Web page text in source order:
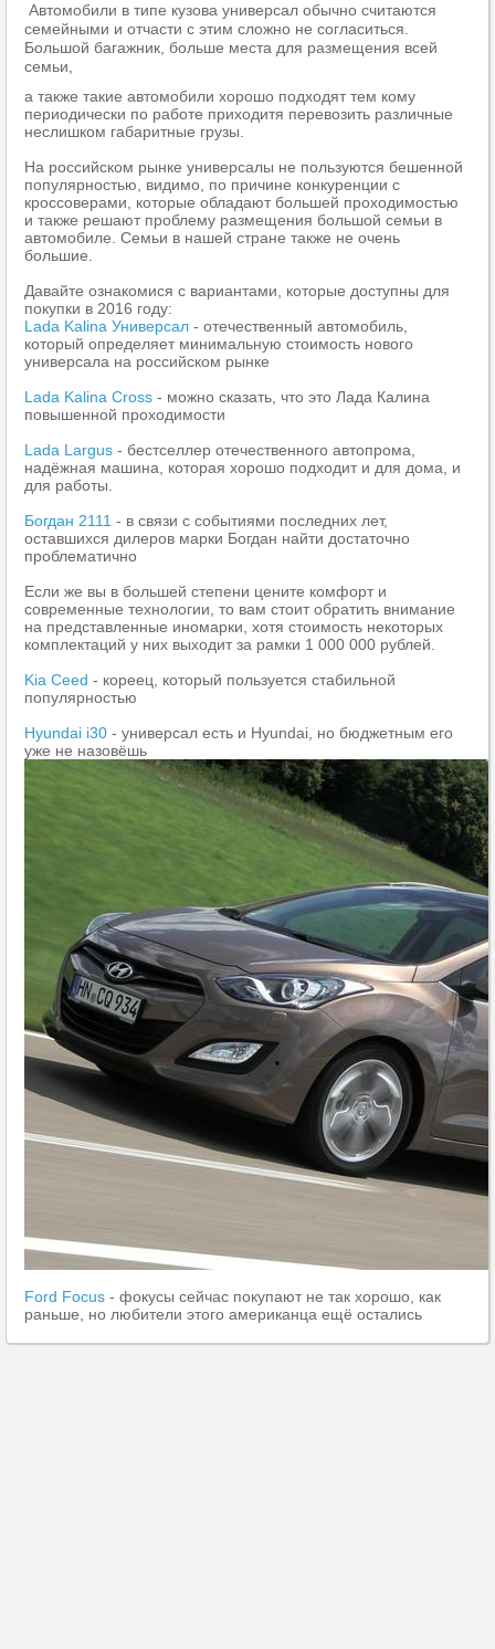
Автомобили в типе кузова универсал обычно считаются
семейными и отчасти с этим сложно не согласиться.
Большой багажник, больше места для размещения всей
семьи,
а также такие автомобили хорошо подходят тем кому
периодически по работе приходитя перевозить различные
неслишком габаритные грузы.
На российском рынке универсалы не пользуются бешенной
популярностью, видимо, по причине конкуренции с
кроссоверами, которые обладают большей проходимостью
и также решают проблему размещения большой семьи в
автомобиле. Семьи в нашей стране также не очень
большие.
Давайте ознакомися с вариантами, которые доступны для
покупки в 2016 году:
Lada Kalina Универсал - отечественный автомобиль,
который определяет минимальную стоимость нового
универсала на российском рынке
Lada Kalina Cross - можно сказать, что это Лада Калина
повышенной проходимости
Lada Largus - бестселлер отечественного автопрома,
надёжная машина, которая хорошо подходит и для дома, и
для работы.
Богдан 2111 - в связи с событиями последних лет,
оставшихся дилеров марки Богдан найти достаточно
проблематично
Если же вы в большей степени цените комфорт и
современные технологии, то вам стоит обратить внимание
на представленные иномарки, хотя стоимость некоторых
комплектаций у них выходит за рамки 1 000 000 рублей.
Kia Ceed - кореец, который пользуется стабильной
популярностью
Hyundai i30 - универсал есть и Hyundai, но бюджетным его
уже не назовёшь
Ford Focus - фокусы сейчас покупают не так хорошо, как
раньше, но любители этого американца ещё остались